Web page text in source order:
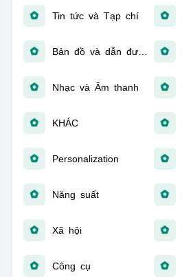
Tin tức và Tạp chí
Bản đồ và dẫn đường
Nhạc và Âm thanh
KHÁC
Personalization
Năng suất
Xã hội
Công cụ